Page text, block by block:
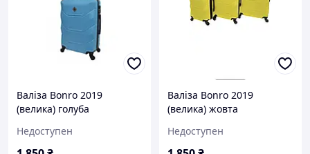
Валіза Bonro 2019
(велика) голуба
Недоступен
Валіза Bonro 2019
(велика) жовта
Недоступен